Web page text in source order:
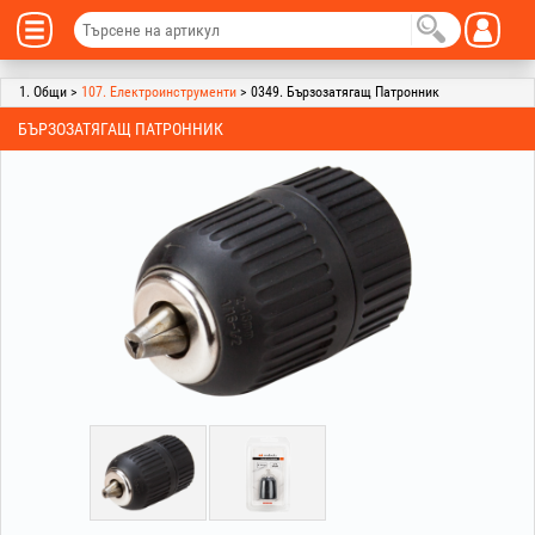
1. Общи > 107. Електроинструменти > 0349. Бързозатягащ Патронник
БЪРЗОЗАТЯГАЩ ПАТРОННИК